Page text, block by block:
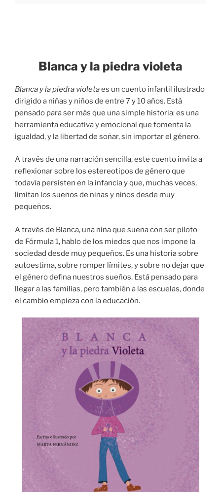
Blanca y la piedra violeta
Blanca y la piedra violetaes un cuento infantil ilustrado
dirigido a niñas y niños de entre 7 y 10 años. Está
pensado para ser más que una simple historia: es una
herramienta educativa y emocional que fomenta la
igualdad, y la libertad de soñar, sin importar el género.
A través de una narración sencilla, este cuento invita a
reflexionar sobre los estereotipos de género que
todavía persisten en la infancia y que, muchas veces,
limitan los sueños de niñas y niños desde muy
pequeños.
A través de Blanca, una niña que sueña con ser piloto
de Fórmula 1, hablo de los miedos que nos impone la
sociedad desde muy pequeños. Es una historia sobre
autoestima, sobre romper límites, y sobre no dejar que
el género defina nuestros sueños. Está pensado para
llegar a las familias, pero también a las escuelas, donde
el cambio empieza con la educación.